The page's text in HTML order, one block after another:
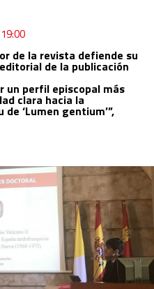
de la revista defiende su
de la publicación
un perfil episcopal más
clara hacia la
‘Lumen gentium’”,